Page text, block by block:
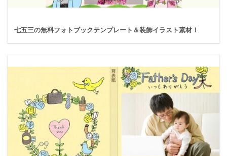
七五三の無料フォトブックテンプレート＆装飾イラスト素材！